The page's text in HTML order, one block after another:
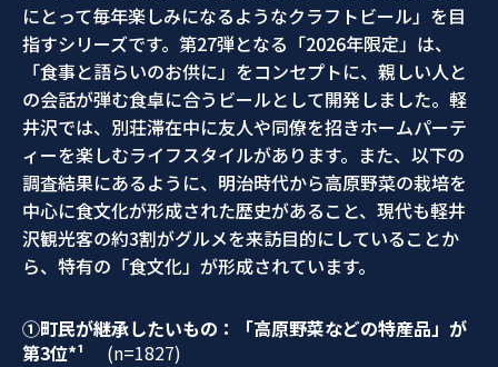
にとって毎年楽しみになるようなクラフトビール」を目
指すシリーズです。第27弾となる「2026年限定」は、
「食事と語らいのお供に」をコンセプトに、親しい人と
の会話が弾む食卓に合うビールとして開発しました。軽
井沢では、別荘滞在中に友人や同僚を招きホームパーテ
ィーを楽しむライフスタイルがあります。また、以下の
調査結果にあるように、明治時代から高原野菜の栽培を
中心に食文化が形成された歴史があること、現代も軽井
沢観光客の約3割がグルメを来訪目的にしていることか
ら、特有の「食文化」が形成されています。
①町民が継承したいもの：「高原野菜などの特産品」が
第3位*¹ (n=1827)